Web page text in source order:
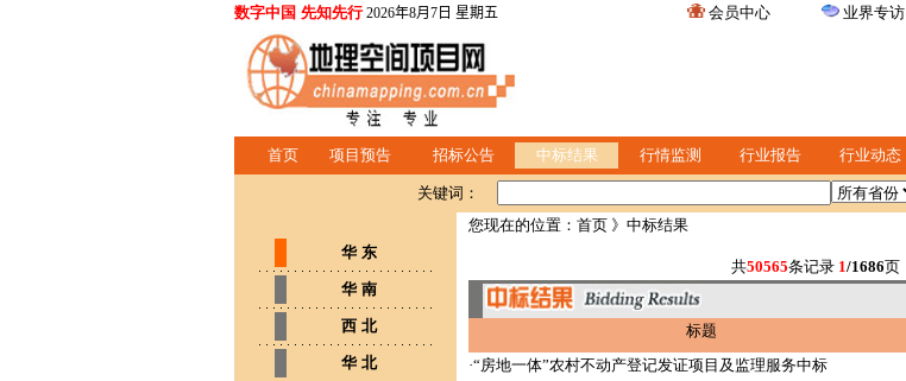
数字中国 先知先行 2026年8月7日 星期五 会员中心 业界专访
首页 项目预告 招标公告 中标结果 行情监测 行业报告 行业动态
关键词：
华 东
华 南
西 北
华 北
您现在的位置： 首页 》中标结果
共50565条记录 1/1686页
标题
·“房地一体”农村不动产登记发证项目及监理服务中标